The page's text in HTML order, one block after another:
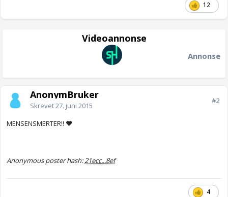
12
Videoannonse
Annonse
AnonymBruker
Skrevet27. juni 2015
#2
MENSENSMERTER!! ♥
Anonymous poster hash:21ecc...8ef
4